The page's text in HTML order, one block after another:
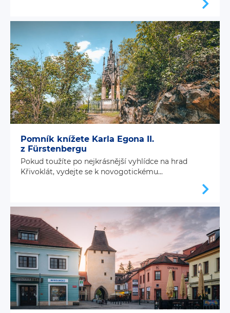
Pomník knížete Karla Egona II.
z Fürstenbergu
Pokud toužíte po nejkrásnější vyhlídce na hrad
Křivoklát, vydejte se k novogotickému...